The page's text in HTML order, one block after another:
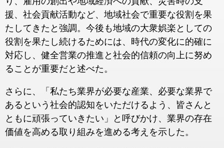
援、社会貢献活動など、地域社会で重要な役割を果
たしてきたと強調。今後も地域の大衆娯楽としての
役割を果たし続けるためには、時代の変化に的確に
対応し、健全営業の推進と社会的信頼の向上に努め
ることが重要だと述べた。
さらに、「私たち業界が必要な産業、必要な業界で
あるという社会的認知をいただけるよう、皆さんと
ともに頑張っていきたい」と呼びかけ、業界の存在
価値を高める取り組みを進める考えを示した。